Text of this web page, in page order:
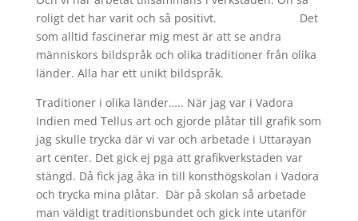
roligt det har varit och så positivt. Det
som alltid fascinerar mig mest är att se andra
människors bildspråk och olika traditioner från olika
länder. Alla har ett unikt bildspråk.
Traditioner i olika länder….. När jag var i Vadora
Indien med Tellus art och gjorde plåtar till grafik som
jag skulle trycka där vi var och arbetade i Uttarayan
art center. Det gick ej pga att grafikverkstaden var
stängd. Då fick jag åka in till konsthögskolan i Vadora
och trycka mina plåtar. Där på skolan så arbetade
man väldigt traditionsbundet och gick inte utanför